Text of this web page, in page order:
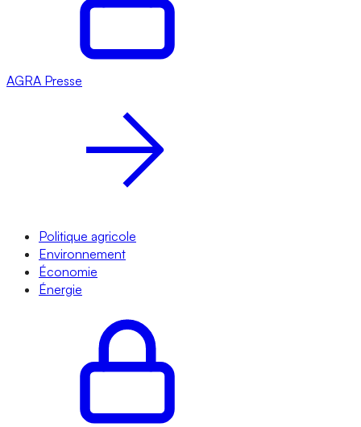
AGRA Presse
Politique agricole
Environnement
Économie
Énergie